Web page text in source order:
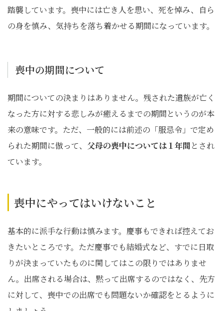
踏襲しています。喪中には亡き人を思い、死を悼み、自ら
の身を慎み、気持ちを落ち着かせる期間になっています。
喪中の期間について
期間についての決まりはありません。残された遺族が亡く
なった方に対する悲しみが癒えるまでの期間というのが本
来の意味です。ただ、一般的には前述の「服忌令」で定め
られた期間に倣って、 父母の喪中については１年間とされ
ています。
喪中にやってはいけないこと
基本的に派手な行動は慎みます。慶事もできれば控えてお
きたいところです。ただ慶事でも結婚式など、すでに日取
りが決まっていたものに関してはこの限りではありませ
ん。出席される場合は、黙って出席するのではなく、先方
に対して、喪中での出席でも問題ないか確認をとるように